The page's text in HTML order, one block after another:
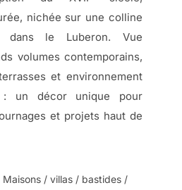
nichée sur une colline
dans le Luberon. Vue
volumes contemporains,
et environnement
: un décor unique pour
et projets haut de
Maisons / villas / bastides /